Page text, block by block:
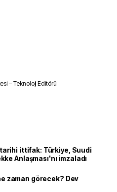
– Teknoloji Editörü
tarihi ittifak: Türkiye, Suudi
Anlaşması'nı imzaladı
zaman görecek? Dev